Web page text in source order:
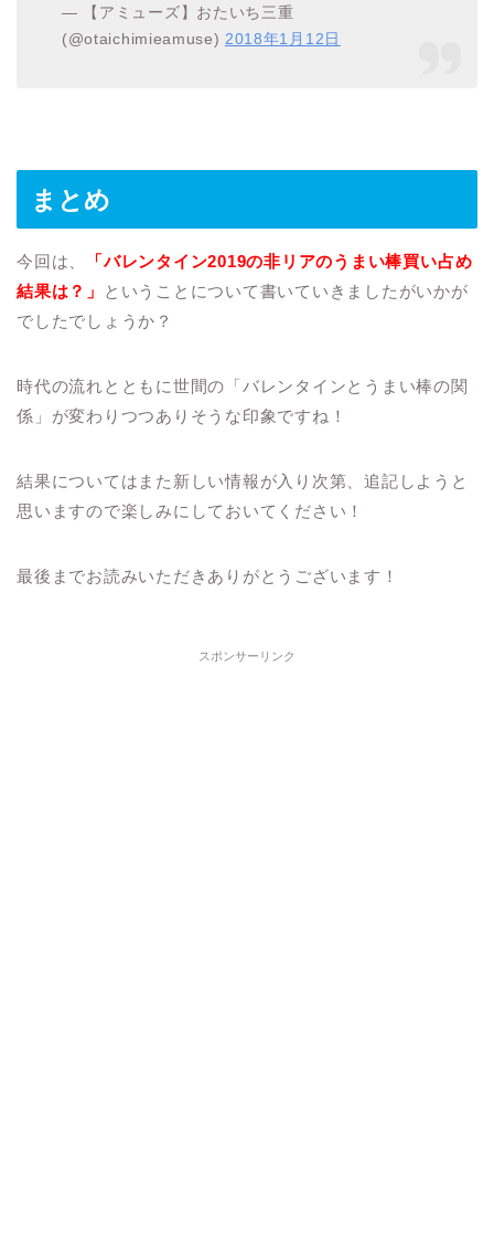
— 【アミューズ】おたいち三重
(@otaichimieamuse) 2018年1月12日
まとめ
今回は、
「バレンタイン2019の非リアのうまい棒買い占め
結果は？」
ということについて書いていきましたがいかが
でしたでしょうか？
時代の流れとともに世間の「バレンタインとうまい棒の関
係」が変わりつつありそうな印象ですね！
結果についてはまた新しい情報が入り次第、追記しようと
思いますので楽しみにしておいてください！
最後までお読みいただきありがとうございます！
スポンサーリンク